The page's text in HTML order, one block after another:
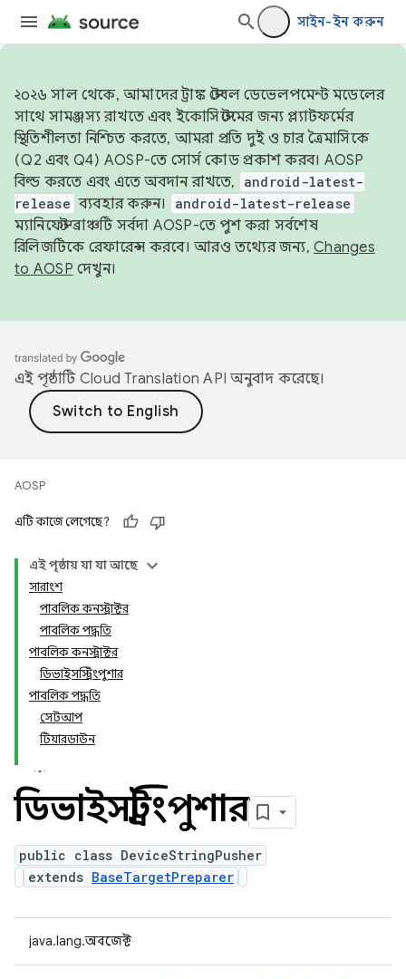
সাইন-ইন করুন
২০২৬ সাল থেকে, আমাদের ট্রাঙ্ক স্টেবল ডেভেলপমেন্ট মডেলের
সাথে সামঞ্জস্য রাখতে এবং ইকোসিস্টেমের জন্য প্ল্যাটফর্মের
স্থিতিশীলতা নিশ্চিত করতে, আমরা প্রতি দুই ও চার ত্রৈমাসিকে
(Q2 এবং Q4) AOSP-তে সোর্স কোড প্রকাশ করব। AOSP
বিল্ড করতে এবং এতে অবদান রাখতে,
android-latest-
release ব্যবহার করুন। android-latest-release
ম্যানিফেস্ট ব্রাঞ্চটি সর্বদা AOSP-তে পুশ করা সর্বশেষ
রিলিজটিকে রেফারেন্স করবে। আরও তথ্যের জন্য, Changes
to AOSP দেখুন।
এই পৃষ্ঠাটি Cloud Translation API অনুবাদ করেছে।
AOSP
এটি কাজে লেগেছে?
এই পৃষ্ঠায় যা যা আছে
সারাংশ
পাবলিক কনস্ট্রাক্টর
পাবলিক পদ্ধতি
পাবলিক কনস্ট্রাক্টর
ডিভাইসস্ট্রিংপুশার
পাবলিক পদ্ধতি
সেটআপ
টিয়ারডাউন
ডিভাইসস্ট্রিংপুশার
public class DeviceStringPusher
extends BaseTargetPreparer
java.lang.অবজেক্ট